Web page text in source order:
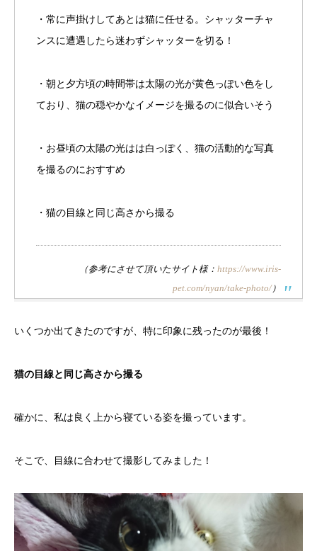
・常に声掛けしてあとは猫に任せる。シャッターチャ
ンスに遭遇したら迷わずシャッターを切る！
・朝と夕方頃の時間帯は太陽の光が黄色っぽい色をし
ており、猫の穏やかなイメージを撮るのに似合いそう
・お昼頃の太陽の光はは白っぽく、猫の活動的な写真
を撮るのにおすすめ
・猫の目線と同じ高さから撮る
（参考にさせて頂いたサイト様： https://www.iris-
pet.com/nyan/take-photo/）
いくつか出てきたのですが、特に印象に残ったのが最後！
猫の目線と同じ高さから撮る
確かに、私は良く上から寝ている姿を撮っています。
そこで、目線に合わせて撮影してみました！